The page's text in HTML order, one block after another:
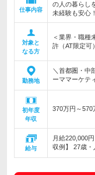
仕事内容
の人の暮らし
未経験も安心！
対象と
なる方
＜業界・職
許（AT限定可）
勤務地
＼首都圏・中
ーママーケテ
初年度
年収
370万円～570
給与
月給220,000
収例】 27歳・